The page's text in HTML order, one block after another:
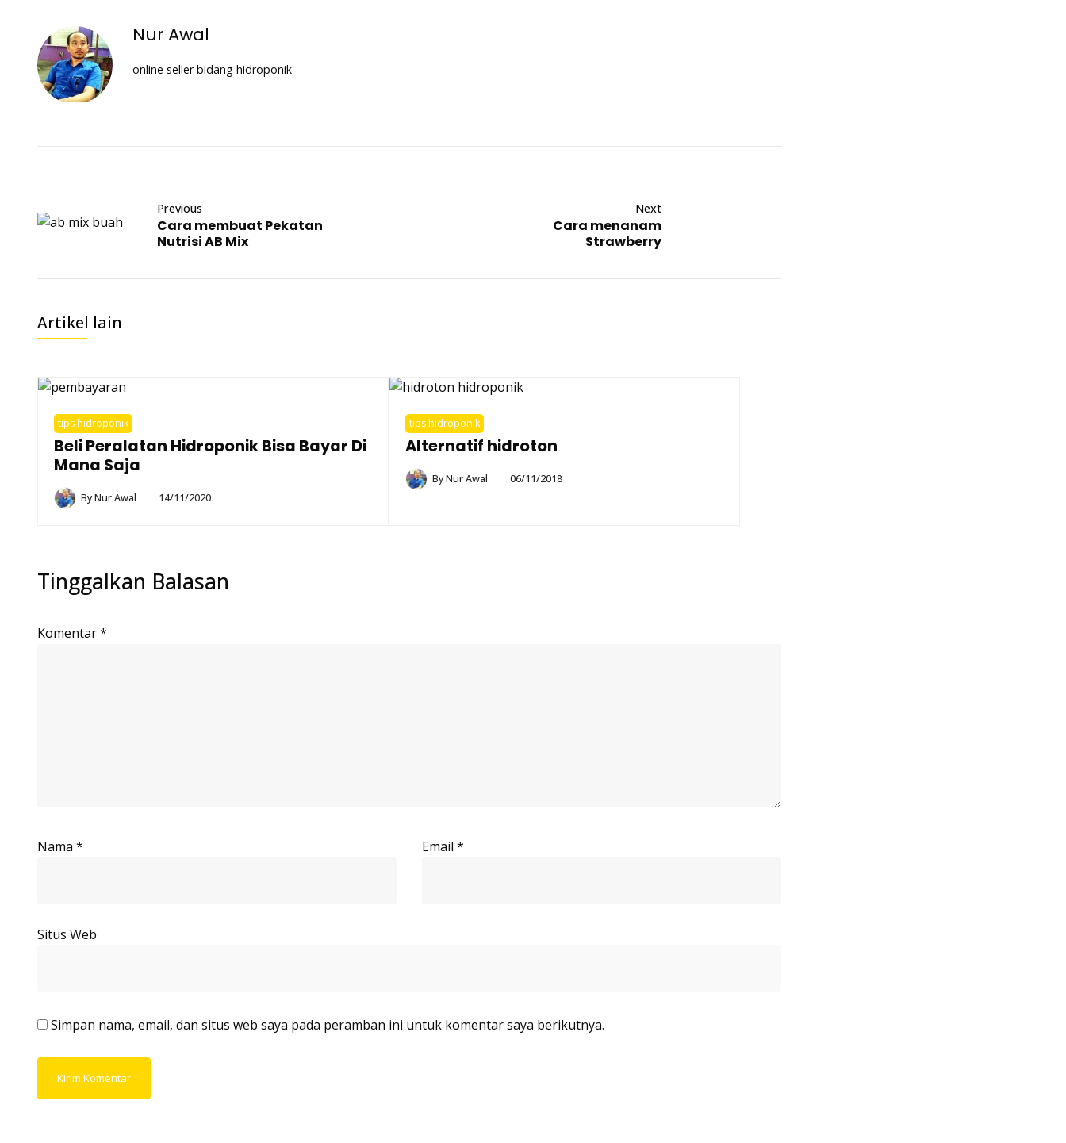
Nur Awal
online seller bidang hidroponik
Previous
Cara membuat Pekatan
Nutrisi AB Mix
Next
Cara menanam
Strawberry
Artikel lain
tips hidroponik
Beli Peralatan Hidroponik Bisa Bayar Di
Mana Saja
ByNur Awal 14/11/2020
tips hidroponik
Alternatif hidroton
ByNur Awal 06/11/2018
Tinggalkan Balasan
Komentar*
Nama * Email *
Situs Web
Simpan nama, email, dan situs web saya pada peramban ini untuk komentar saya berikutnya.